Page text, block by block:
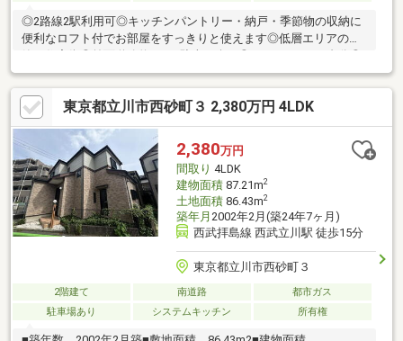
◎2路線2駅利用可◎キッチンパントリー・納戸・季節物の収納に
便利なロフト付でお部屋をすっきりと使えます◎低層エリアの閑
ＬＤＫ約20.7帖、主寝室約8.2帖◎エアコン2台有（LD・2F約8.2帖
洋室）※駐車台数は車種によります※写真中の家具等の調度品は売
買対象に含まれません※3SLDKのSは納戸です
東京都立川市西砂町３ 2,380万円 4LDK
2,380万円
間取り 4LDK
建物面積87.21m2
土地面積86.43m2
築年月 2002年2月(築24年7ヶ月)
西武拝島線 西武立川駅 徒歩15分
東京都立川市西砂町３
2階建て 南道路
都市ガス
駐車場あり
システムキッチン 所有権